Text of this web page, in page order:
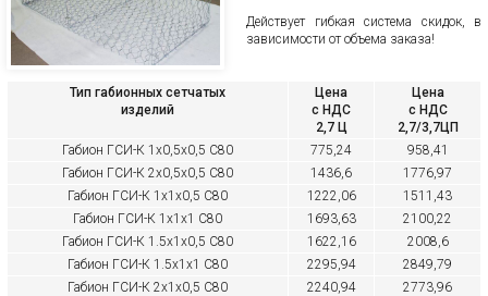
Действует гибкая система скидок, в
зависимости от объема заказа!
Тип габионных сетчатых
изделий
Цена
с НДС
2,7 Ц
Цена
с НДС
2,7/3,7ЦП
Габион ГСИ-К 1х0,5х0,5 С80
775,24
958,41
Габион ГСИ-К 2х0,5х0,5 С80
1436,6
1776,97
Габион ГСИ-К 1х1х0,5 С80
1222,06
1511,43
Габион ГСИ-К 1х1х1 С80
1693,63
2100,22
Габион ГСИ-К 1.5х1х0,5 С80
1622,16
2008,6
Габион ГСИ-К 1.5х1х1 С80
2295,94
2849,79
Габион ГСИ-К 2х1х0,5 С80
2240,94
2773,96